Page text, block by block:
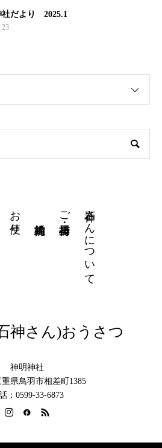
社だより 2025.1
石神さんについて
ご祈祷・授与品
お便り
神さん)おうさつ
神明神社
県鳥羽市相差町1385
：0599-33-6873